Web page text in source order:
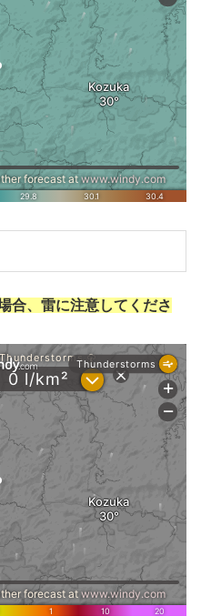
合、雷に注意してくださ